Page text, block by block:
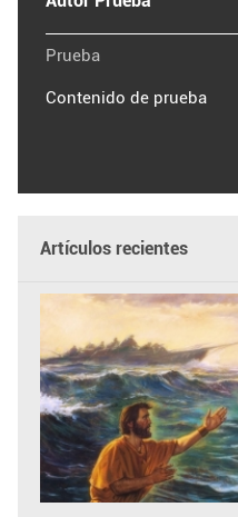
Prueba
Contenido de prueba
Artículos recientes